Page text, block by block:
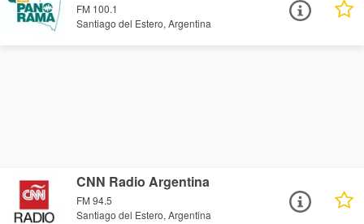
FM 100.1
Santiago del Estero, Argentina
CNN Radio Argentina
FM 94.5
Santiago del Estero, Argentina